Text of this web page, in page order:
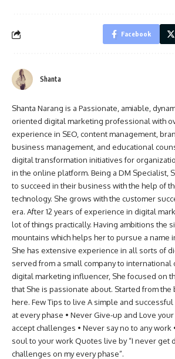
Facebook
Shanta
Shanta Narang is a Passionate, amiable,
oriented digital marketing professional with
experience in SEO, content management,
business management, and educational
digital transformation initiatives for
in the online platform. Being a DM Specialist,
to succeed in their business with the help of
technology. She grows with the customer
era. After 12 years of experience in digital
lot of things practically. Having ambitions the
mountains which helps her to pursue a name
She has extensive experience in all sorts of
served from a small company to international
digital marketing influencer, She focused on
that She is passionate about. Started from the
here. Few Tips to live A simple and
at every phase • Never Give-up and Love
accept challenges • Never say no to any work
soul to your work Quotes live by “I never get
challenges on my every phase”.